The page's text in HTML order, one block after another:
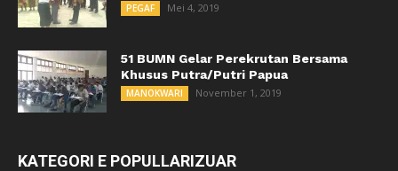
PEGAF Mei 4, 2019
51 BUMN Gelar Perekrutan Bersama
Khusus Putra/Putri Papua
MANOKWARI November 1, 2019
KATEGORI E POPULLARIZUAR